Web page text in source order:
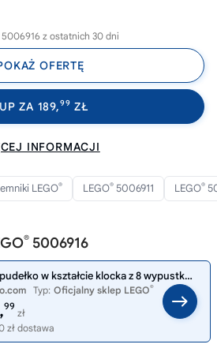
5006916 z ostatnich 30 dni
OFERTĘ
ZA 189,99 ZŁ
INFORMACJI
LEGO® LEGO® 5006911 LEGO®
® 5006916
Żółte pudełko w kształcie klocka z 8 wypustkami 5006916
Typ: Oficjalny sklep LEGO®
99
zł
zł dostawa